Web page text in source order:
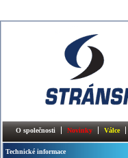
O společnosti Novinky Válce
Technické informace